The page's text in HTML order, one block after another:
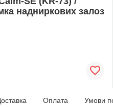
надниркових залоз
Оплата Умови